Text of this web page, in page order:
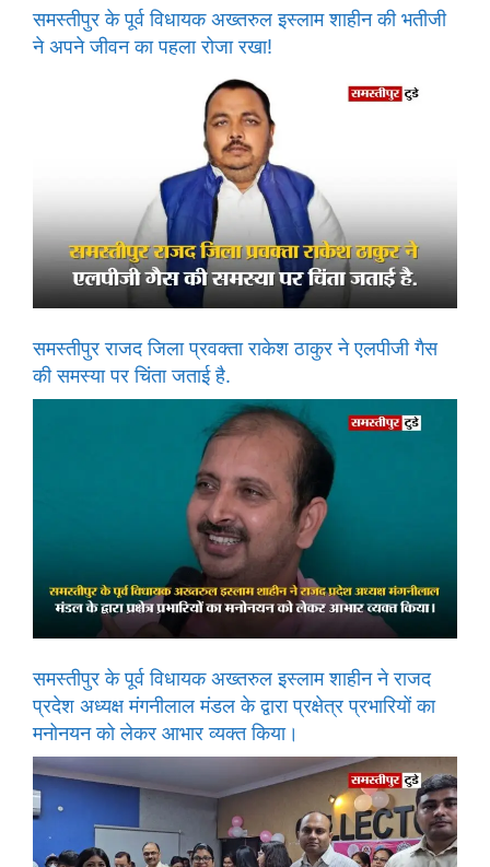
समस्तीपुर के पूर्व विधायक अख्तरुल इस्लाम शाहीन की भतीजी
ने अपने जीवन का पहला रोजा रखा!
समस्तीपुर राजद जिला प्रवक्ता राकेश ठाकुर ने एलपीजी गैस
की समस्या पर चिंता जताई है.
समस्तीपुर के पूर्व विधायक अख्तरुल इस्लाम शाहीन ने राजद
प्रदेश अध्यक्ष मंगनीलाल मंडल के द्वारा प्रक्षेत्र प्रभारियों का
मनोनयन को लेकर आभार व्यक्त किया।